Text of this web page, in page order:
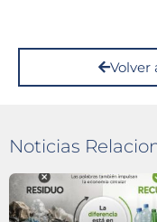
Volver
Noticias